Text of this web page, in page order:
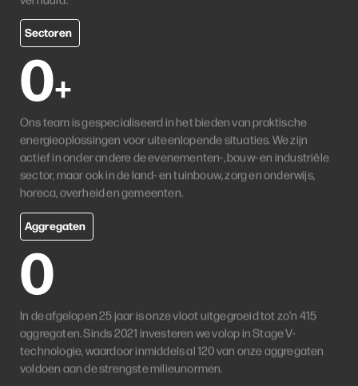
Sectoren
0+
Ons team is gespecialiseerd in het bieden van praktische
energieoplossingen voor uiteenlopende situaties. We zijn
actief in onder andere de evenementen-, bouw- en industriële
sector, maar ook in de land- en tuinbouw, zorg en onderwijs,
horeca, overheid en gemeenten.
Aggregaten
0
In de afgelopen 25 jaar is onze vloot uitgegroeid tot zo’n 415
aggregaten. Sinds 2021 investeren we volop in Stage V-
technologie, waardoor inmiddels al 120 van onze aggregaten
voldoen aan de strengste milieunormen.